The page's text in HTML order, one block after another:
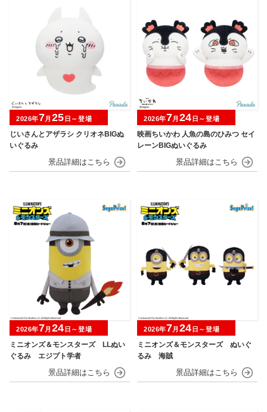
じいさんとアザラシ クリオネBIGぬ
いぐるみ
2026年7月 25 日～登場
映画ちいかわ 人魚の島のひみつ セイ
レーンBIGぬいぐるみ
2026年7月 24 日～登場
ミニオンズ＆モンスターズ LLぬい
ぐるみ エジプト学者
2026年7月 24 日～登場
ミニオンズ＆モンスターズ ぬいぐ
るみ 海賊
2026年7月 24 日～登場